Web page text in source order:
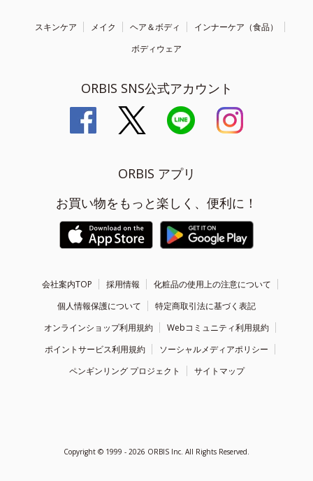
スキンケア メイク ヘア＆ボディ
インナーケア（食品）
ボディウェア
ORBIS SNS公式アカウント
ORBIS アプリ
お買い物をもっと楽しく、便利に！
会社案内TOP 採用情報
化粧品の使用上の注意について
個人情報保護について
特定商取引法に基づく表記
オンラインショップ利用規約
Webコミュニティ利用規約
ポイントサービス利用規約
ソーシャルメディアポリシー
ペンギンリング プロジェクト
サイトマップ
Copyright © 1999 - 2026 ORBIS Inc. All Rights Reserved.